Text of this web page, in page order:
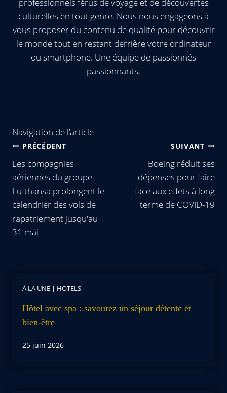
culturelles en tout genre. Nous nous engageons à
vous proposer du contenu de qualité pour découvrir
le monde tout en restant derrière votre ordinateur
ou smartphone. Une équipe de passionnés
passionnants.
Navigation de l’article
PRÉCÉDENT
Les compagnies
aériennes du groupe
Lufthansa prolongent le
calendrier des vols de
rapatriement jusqu'au
31 mai
SUIVANT
Boeing réduit ses
dépenses pour faire
face aux effets à long
terme de COVID-19
À LA UNE | HOTELS
Hôtel avec spa : savourez un séjour détente et
bien-être
25 juin 2026